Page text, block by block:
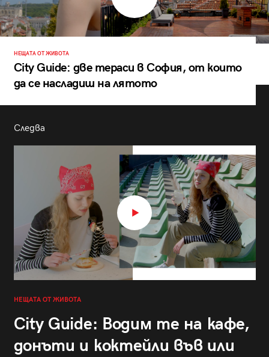
НЕЩАТА ОТ ЖИВОТА
City Guide: две тераси в София, от които
да се насладиш на лятото
Следва
НЕЩАТА ОТ ЖИВОТА
City Guide: Водим те на кафе,
донъти и коктейли във или